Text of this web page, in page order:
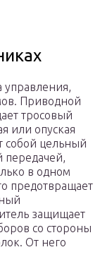
управления,
Приводной
тросовый
или опуская
собой цельный
передачей,
в одном
предотвращает
защищает
со стороны
От него